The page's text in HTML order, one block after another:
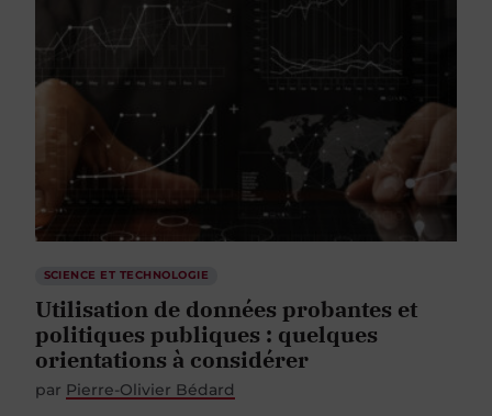
SCIENCE ET TECHNOLOGIE
Utilisation de données probantes et
politiques publiques : quelques
orientations à considérer
par Pierre-Olivier Bédard